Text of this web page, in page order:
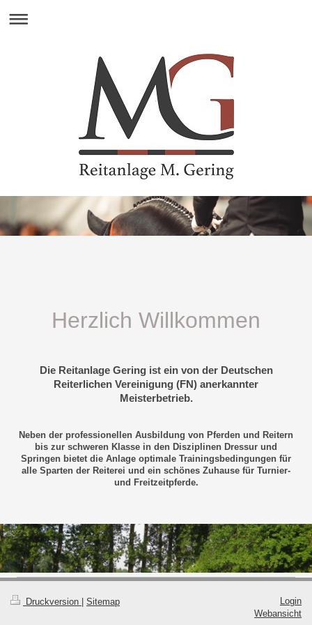
Herzlich Willkommen
Die Reitanlage Gering ist ein von der Deutschen
Reiterlichen Vereinigung (FN) anerkannter
Meisterbetrieb.
Neben der professionellen Ausbildung von Pferden und Reitern
bis zur schweren Klasse in den Disziplinen Dressur und
Springen bietet die Anlage optimale Trainingsbedingungen für
alle Sparten der Reiterei und ein schönes Zuhause für Turnier-
und Freitzeitpferde.
Druckversion Sitemap
Login
Webansicht